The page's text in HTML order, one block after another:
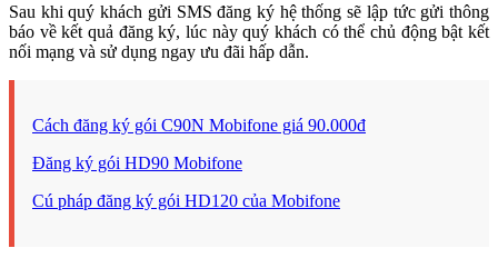
Sau khi quý khách gửi SMS đăng ký hệ thống sẽ lập tức gửi thông
báo về kết quả đăng ký, lúc này quý khách có thể chủ động bật kết
nối mạng và sử dụng ngay ưu đãi hấp dẫn.
Cách đăng ký gói C90N Mobifone giá 90.000đ
Đăng ký gói HD90 Mobifone
Cú pháp đăng ký gói HD120 của Mobifone